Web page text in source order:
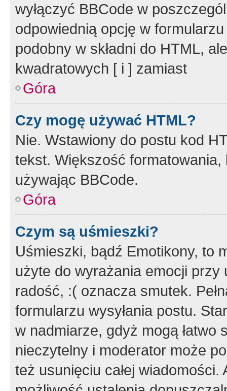
wyłączyć BBCode w
odpowiednią opcję w
podobny w składni do HTML,
kwadratowych [ i ] zamiast
Góra
Czy mogę używać HTML?
Nie. Wstawiony do postu kod
tekst. Większość
używając BBCode.
Góra
Czym są uśmieszki?
Uśmieszki, bądź Emotikony, to
użyte do wyrażania emocji
radość, :( oznacza smutek.
formularzu wysyłania postu.
w nadmiarze, gdyż mogą
nieczytelny i moderator może
też usunięciu całej